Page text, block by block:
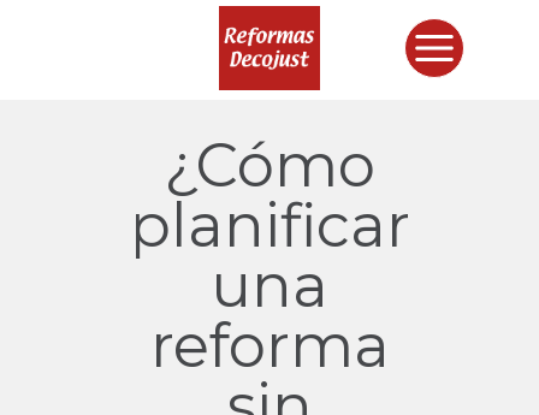
¿Cómo
planificar
una
reforma